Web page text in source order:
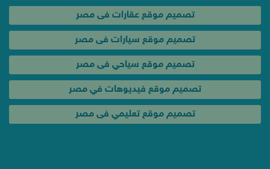
تصميم موقع عقارات فى مصر
تصميم موقع سيارات فى مصر
تصميم موقع سياحي فى مصر
تصميم موقع فيديوهات في مصر
تصميم موقع تعليمي فى مصر